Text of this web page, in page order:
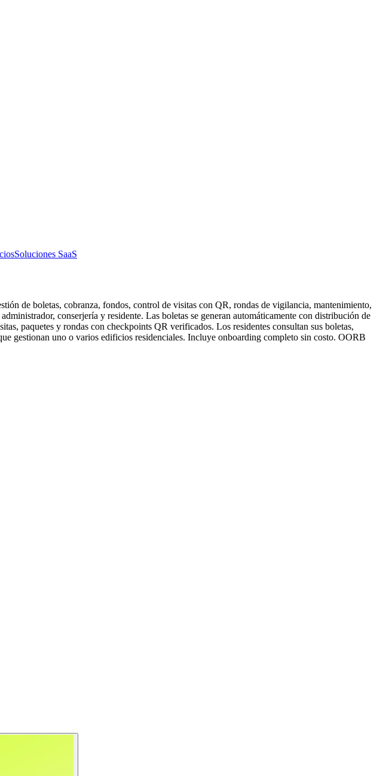
Soluciones SaaS
de boletas, cobranza, fondos, control de visitas con QR, rondas de vigilancia, mantenimiento,
conserjería y residente. Las boletas se generan automáticamente con distribución de
paquetes y rondas con checkpoints QR verificados. Los residentes consultan sus boletas,
gestionan uno o varios edificios residenciales. Incluye onboarding completo sin costo. OORB